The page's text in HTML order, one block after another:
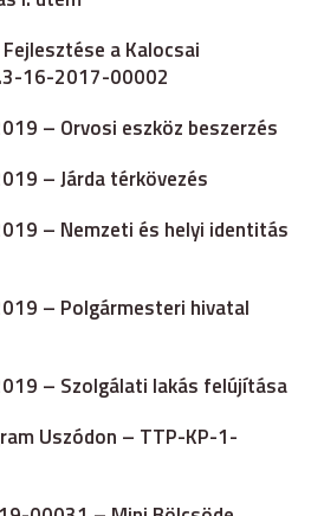
a Kalocsai
16-2017-00002
– Orvosi eszköz beszerzés
– Járda térkövezés
– Nemzeti és helyi identitás
– Polgármesteri hivatal
– Szolgálati lakás felújítása
Uszódon – TTP-KP-1-